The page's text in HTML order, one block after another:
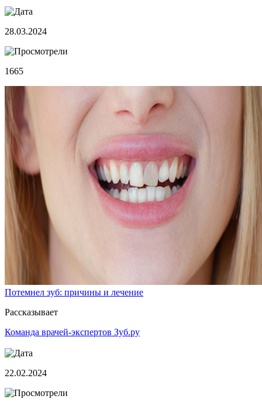
28.03.2024
1665
Потемнел зуб: причины и лечение
Рассказывает
Команда врачей-экспертов Зуб.ру
22.02.2024